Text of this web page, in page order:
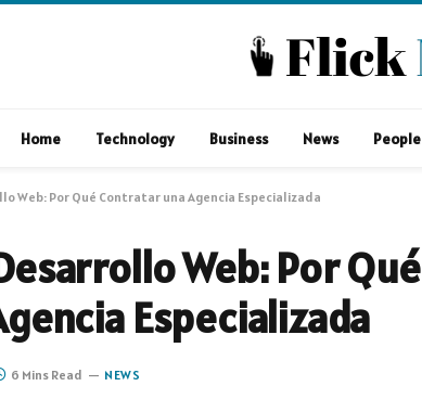
Home Technology Business News People
Web: Por Qué Contratar una Agencia Especializada
Web: Por Qué
Especializada
6 Mins Read NEWS